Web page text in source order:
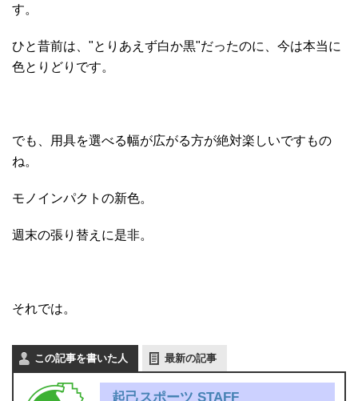
す。
ひと昔前は、"とりあえず白か黒"だったのに、今は本当に
色とりどりです。
でも、用具を選べる幅が広がる方が絶対楽しいですもの
ね。
モノインパクトの新色。
週末の張り替えに是非。
それでは。
この記事を書いた人 最新の記事
起己スポーツ STAFF